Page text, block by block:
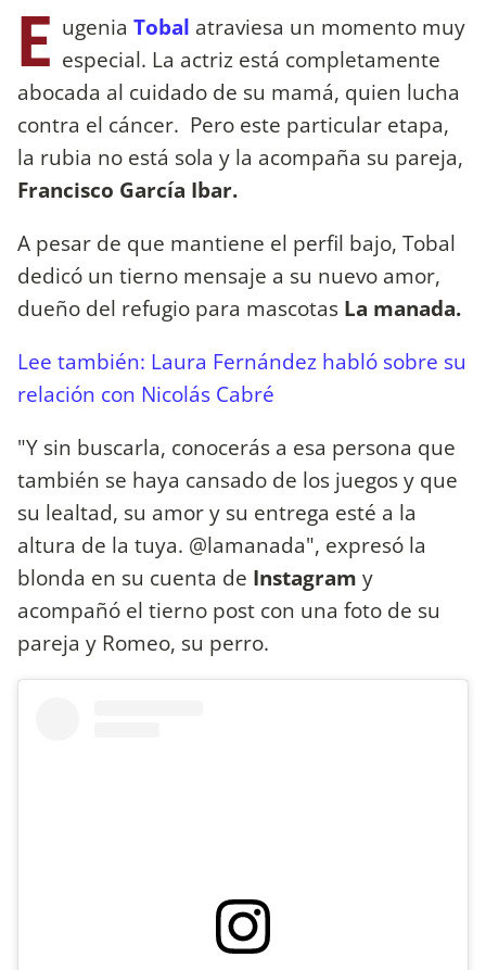
E ugenia Tobal atraviesa un momento muy
especial. La actriz está completamente
abocada al cuidado de su mamá, quien lucha
contra el cáncer. Pero este particular etapa,
la rubia no está sola y la acompaña su pareja,
Francisco García Ibar.
A pesar de que mantiene el perfil bajo, Tobal
dedicó un tierno mensaje a su nuevo amor,
dueño del refugio para mascotas La manada.
Lee también: Laura Fernández habló sobre su
relación con Nicolás Cabré
"Y sin buscarla, conocerás a esa persona que
también se haya cansado de los juegos y que
su lealtad, su amor y su entrega esté a la
altura de la tuya. @lamanada", expresó la
blonda en su cuenta de Instagram y
acompañó el tierno post con una foto de su
pareja y Romeo, su perro.